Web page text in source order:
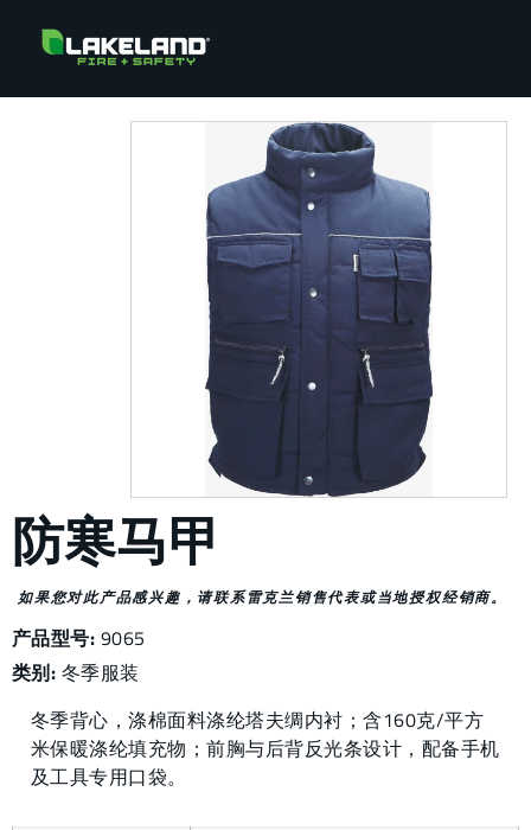
防寒马甲
如果您对此产品感兴趣，请联系雷克兰销售代表或当地授权经销商。
产品型号: 9065
类别: 冬季服装
冬季背心，涤棉面料涤纶塔夫绸内衬；含160克/平方
米保暖涤纶填充物；前胸与后背反光条设计，配备手机
及工具专用口袋。